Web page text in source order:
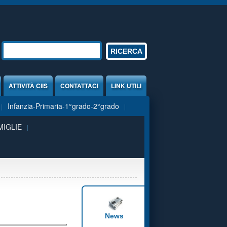
Form di ricerca
ATTIVITÀ CIIS CONTATTACI LINK UTILI
Infanzia-Primaria-1°grado-2°grado
News